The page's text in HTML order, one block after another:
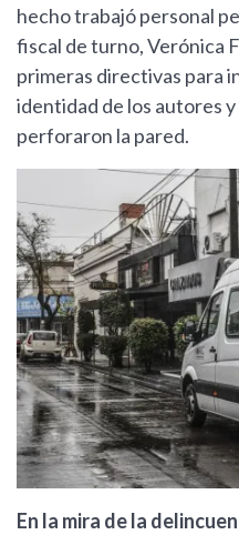
hecho trabajó personal
fiscal de turno, Verónica
primeras directivas para
identidad de los autores
perforaron la pared.
En la mira de la